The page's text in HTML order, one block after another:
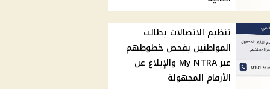
تنظيم الاتصالات يطالب
المواطنين بفحص خطوطهم
عبر My NTRA والإبلاغ عن
الأرقام المجهولة